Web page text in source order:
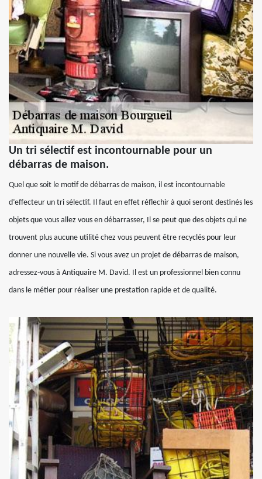
Un tri sélectif est incontournable pour un
débarras de maison.
Quel que soit le motif de débarras de maison, il est incontournable
d’effecteur un tri sélectif. Il faut en effet réflechir à quoi seront destinés les
objets que vous allez vous en débarrasser, Il se peut que des objets qui ne
trouvent plus aucune utilité chez vous peuvent être recyclés pour leur
donner une nouvelle vie. Si vous avez un projet de débarras de maison,
adressez-vous à Antiquaire M. David. Il est un professionnel bien connu
dans le métier pour réaliser une prestation rapide et de qualité.